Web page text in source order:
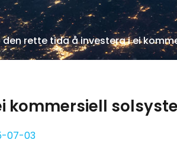
rette tida å investera i ei
kommersiell
07-03